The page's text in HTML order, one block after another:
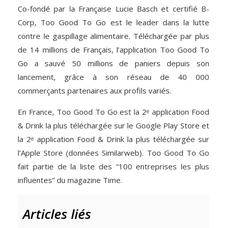
Co-fondé par la Française Lucie Basch et certifié B-
Corp, Too Good To Go est le leader dans la lutte
contre le gaspillage alimentaire. Téléchargée par plus
de 14 millions de Français, l’application Too Good To
Go a sauvé 50 millions de paniers depuis son
lancement, grâce à son réseau de 40 000
commerçants partenaires aux profils variés.
En France, Too Good To Go est la 2ᵉ application Food
& Drink la plus téléchargée sur le Google Play Store et
la 2ᵉ application Food & Drink la plus téléchargée sur
l’Apple Store (données Similarweb). Too Good To Go
fait partie de la liste des “100 entreprises les plus
influentes” du magazine Time.
Articles liés